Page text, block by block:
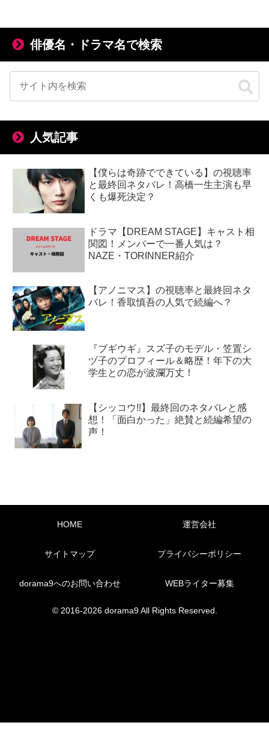
俳優名・ドラマ名で検索
人気記事
【僕らは奇跡でできている】の視聴率
と最終回ネタバレ！高橋一生主演も早
くも爆死決定？
ドラマ【DREAM STAGE】キャスト相
関図！メンバーで一番人気は？
NAZE・TORINNER紹介
【アノニマス】の視聴率と最終回ネタ
バレ！香取慎吾の人気で続編へ？
『ブギウギ』スズ子のモデル・笠置シ
ヅ子のプロフィール＆略歴！年下の大
学生との恋が波瀾万丈！
【シッコウ!!】最終回のネタバレと感
想！「面白かった」絶賛と続編希望の
声！
HOME 運営会社
サイトマップ プライバシーポリシー
dorama9へのお問い合わせ WEBライター募集
© 2016-2026 dorama9 All Rights Reserved.